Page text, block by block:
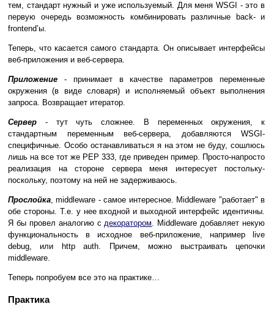
тем, стандарт нужный и уже используемый. Для меня WSGI - это в
первую очередь возможность комбинировать различные back- и
frontend’ы.
Теперь, что касается самого стандарта. Он описывает интерфейсы
веб-приложения и веб-сервера.
Приложение - принимает в качестве параметров переменные
окружения (в виде словаря) и исполняемый объект выполнения
запроса. Возвращает итератор.
Сервер - тут чуть сложнее. В переменных окружения, к
стандартным переменным веб-сервера, добавляются WSGI-
специфичные. Особо останавливаться я на этом не буду, сошлюсь
лишь на все тот же PEP 333, где приведен пример. Просто-напросто
реализация на стороне сервера меня интересует постольку-
поскольку, поэтому на ней не задерживаюсь.
Прослойка, middleware - самое интересное. Middleware "работает" в
обе стороны. Т.е. у нее входной и выходной интерфейс идентичны.
Я бы провел аналогию сдекоратором. Middleware добавляет некую
функциональность в исходное веб-приложение, например live
debug, или http auth. Причем, можно выстраивать цепочки
middleware.
Теперь попробуем все это на практике…
Практика